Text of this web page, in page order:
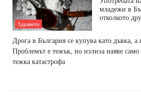
Здравето
младежи в
отколкото
Дрога в България се купува като дъвка, а
Проблемът е тежък, но излиза наяве
тежка катастрофа